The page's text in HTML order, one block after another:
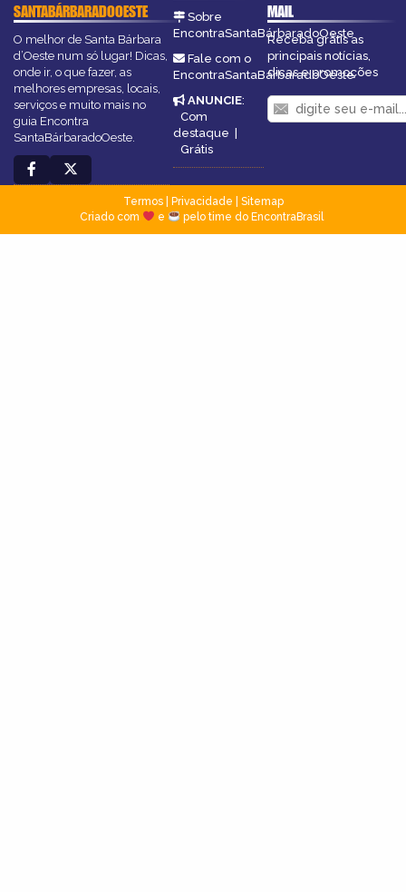
SANTABÁRBARADOOESTE
O melhor de Santa Bárbara
d’Oeste num só lugar! Dicas,
onde ir, o que fazer, as
melhores empresas, locais,
serviços e muito mais no
guia Encontra
SantaBárbaradoOeste.
Sobre
EncontraSantaBárbaradoOeste
Fale com o
EncontraSantaBárbaradoOeste
ANUNCIE:
Com
destaque |
Grátis
MAIL
Receba grátis as
principais notícias,
dicas e promoções
Termos| Privacidade
Sitemap
Criado com
e pelo time do EncontraBrasil